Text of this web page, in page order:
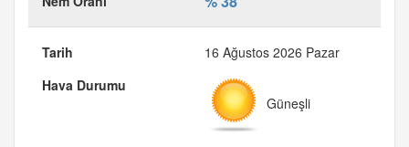
16 Ağustos 2026 Pazar
Güneşli